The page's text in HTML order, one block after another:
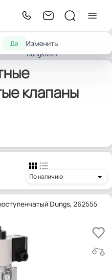
Да Изменить
одноступенчатые клапаны
Dungs MVD
клапаны
По наличию
Dungs, 262555